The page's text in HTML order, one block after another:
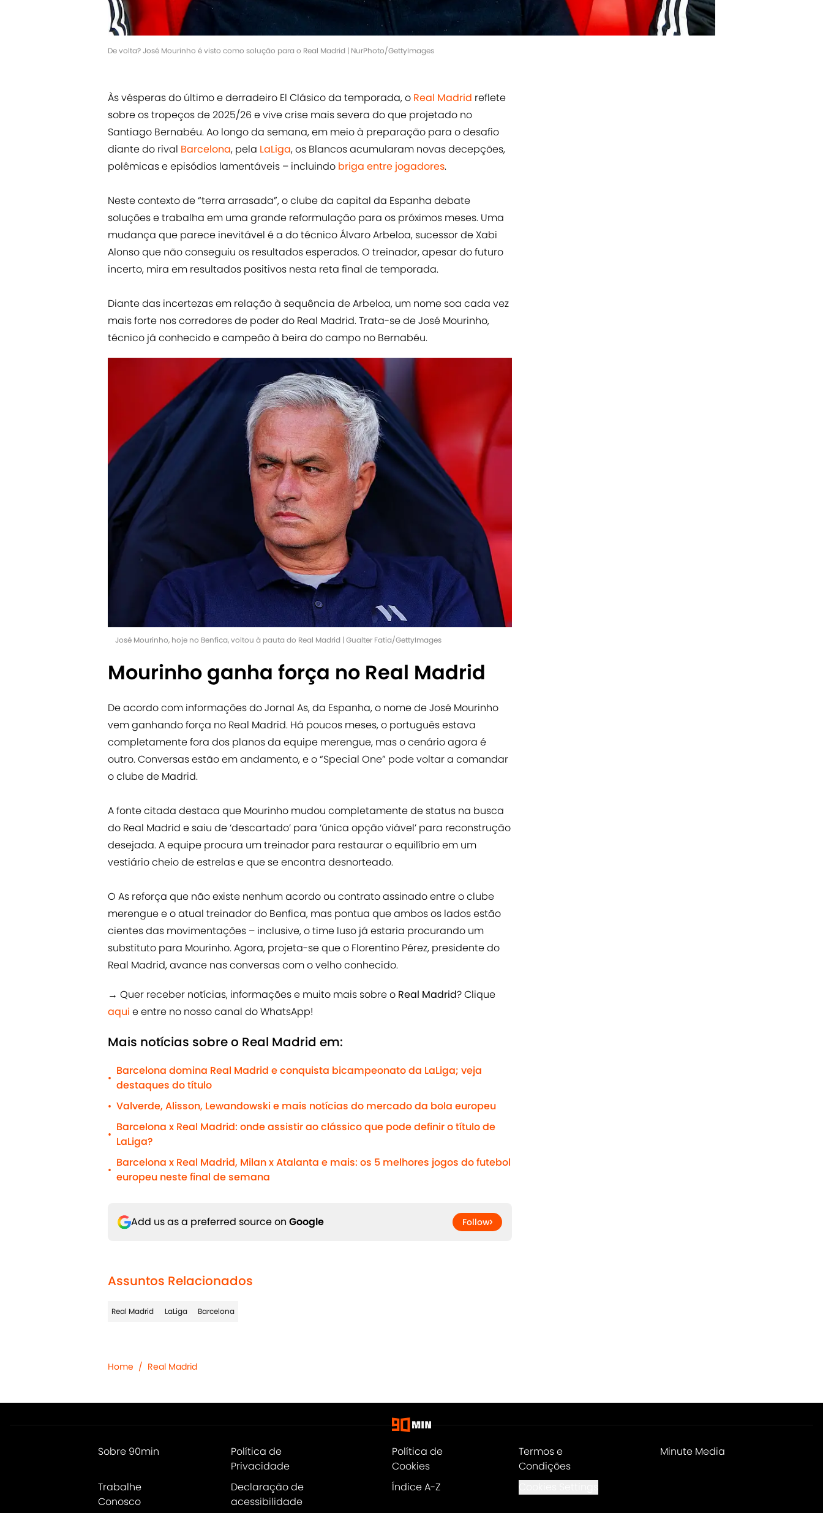
De volta? José Mourinho é visto como solução para o Real Madrid | NurPhoto/GettyImages
Às vésperas do último e derradeiro El Clásico da temporada, o Real Madrid reflete
sobre os tropeços de 2025/26 e vive crise mais severa do que projetado no
Santiago Bernabéu. Ao longo da semana, em meio à preparação para o desafio
diante do rival Barcelona, pela LaLiga, os Blancos acumularam novas decepções,
polêmicas e episódios lamentáveis – incluindo briga entre jogadores.
Neste contexto de “terra arrasada”, o clube da capital da Espanha debate
soluções e trabalha em uma grande reformulação para os próximos meses. Uma
mudança que parece inevitável é a do técnico Álvaro Arbeloa, sucessor de Xabi
Alonso que não conseguiu os resultados esperados. O treinador, apesar do futuro
incerto, mira em resultados positivos nesta reta final de temporada.
Diante das incertezas em relação à sequência de Arbeloa, um nome soa cada vez
mais forte nos corredores de poder do Real Madrid. Trata-se de José Mourinho,
técnico já conhecido e campeão à beira do campo no Bernabéu.
José Mourinho, hoje no Benfica, voltou à pauta do Real Madrid | Gualter Fatia/GettyImages
Mourinho ganha força no Real Madrid
De acordo com informações do Jornal As, da Espanha, o nome de José Mourinho
vem ganhando força no Real Madrid. Há poucos meses, o português estava
completamente fora dos planos da equipe merengue, mas o cenário agora é
outro. Conversas estão em andamento, e o “Special One” pode voltar a comandar
o clube de Madrid.
A fonte citada destaca que Mourinho mudou completamente de status na busca
do Real Madrid e saiu de ‘descartado’ para ‘única opção viável’ para reconstrução
desejada. A equipe procura um treinador para restaurar o equilíbrio em um
vestiário cheio de estrelas e que se encontra desnorteado.
O As reforça que não existe nenhum acordo ou contrato assinado entre o clube
merengue e o atual treinador do Benfica, mas pontua que ambos os lados estão
cientes das movimentações – inclusive, o time luso já estaria procurando um
substituto para Mourinho. Agora, projeta-se que o Florentino Pérez, presidente do
Real Madrid, avance nas conversas com o velho conhecido.
→ Quer receber notícias, informações e muito mais sobre o Real Madrid? Clique
aqui e entre no nosso canal do WhatsApp!
Mais notícias sobre o Real Madrid em:
•
Barcelona domina Real Madrid e conquista bicampeonato da LaLiga; veja
destaques do título
• Valverde, Alisson, Lewandowski e mais notícias do mercado da bola europeu
•
Barcelona x Real Madrid: onde assistir ao clássico que pode definir o título de
LaLiga?
•
Barcelona x Real Madrid, Milan x Atalanta e mais: os 5 melhores jogos do futebol
europeu neste final de semana
Add us as a preferred source on Google Follow
Assuntos Relacionados
Real Madrid LaLiga Barcelona
Home / Real Madrid
Sobre 90min
Política de
Privacidade
Política de
Cookies
Termos e
Condições
Minute Media
Trabalhe
Conosco
Declaração de
acessibilidade
Índice A-Z